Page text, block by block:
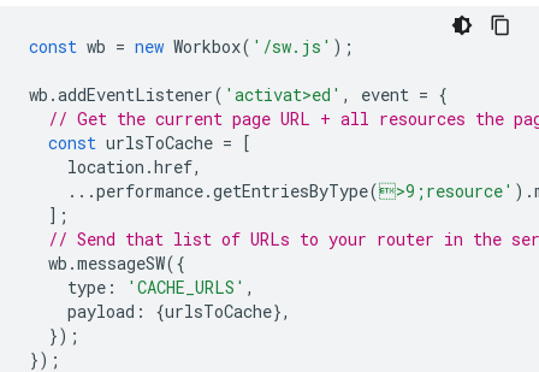
const wb = new Workbox( '/sw.js' );
wb .addEventListener( 'activat>ed' , event = {
// Get the current page URL + all resources the
const urlsToCache = [
location .href,
...performance.getEntriesByType(>9;resource' ).
];
// Send that list of URLs to your router in the
wb .messageSW({
type : 'CACHE_URLS' ,
payload : {urlsToCache},
});
});